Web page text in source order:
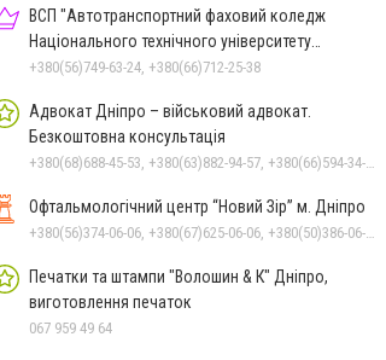
ВСП "Автотранспортний фаховий коледж
Національного технічного університету
"Дніпровська політехніка"
+380(56)749-63-24, +380(66)712-25-38
Адвокат Дніпро – військовий адвокат.
Безкоштовна консультація
Офтальмологічний центр “Новий Зір” м. Дніпро
Печатки та штампи "Волошин & К" Дніпро,
виготовлення печаток
067 959 49 64